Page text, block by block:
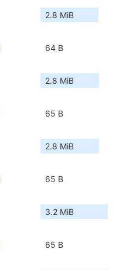
2.8 MiB
64 B
2.8 MiB
65 B
2.8 MiB
65 B
3.2 MiB
65 B